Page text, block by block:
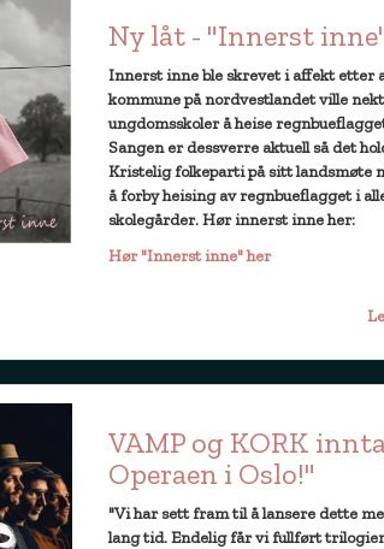
Ny låt - "Innerst
Innerst inne ble skrevet i affekt etter
kommune på nordvestlandet ville
ungdomsskoler å heise
Sangen er dessverre aktuell så det
Kristelig folkeparti på sitt landsmøte
å forby heising av regnbueflagget i
skolegårder. Hør innerst inne her:
Hør "Innerst inne" her
VAMP og KORK
Operaen i Oslo!"
"Vi har sett fram til å lansere dette
lang tid. Endelig får vi fullført